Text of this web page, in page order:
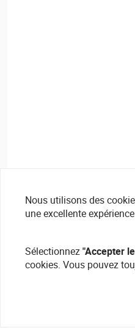
Nous utilisons des
une excellente
Sélectionnez"Accepter
cookies. Vous pouvez